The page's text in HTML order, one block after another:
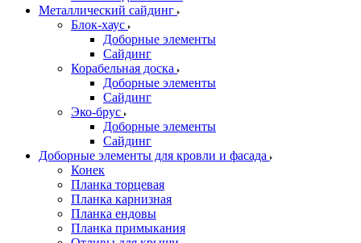
Металлический сайдинг
Блок-хаус
Доборные элементы
Сайдинг
Корабельная доска
Доборные элементы
Сайдинг
Эко-брус
Доборные элементы
Сайдинг
Доборные элементы для кровли и фасада
Конек
Планка торцевая
Планка карнизная
Планка ендовы
Планка примыкания